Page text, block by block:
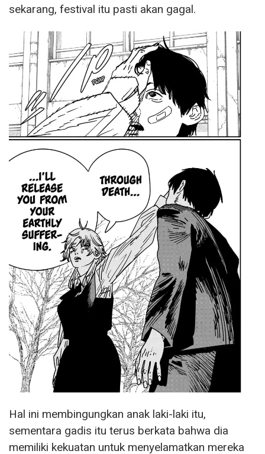
sekarang, festival itu pasti akan gagal.
Hal ini membingungkan anak laki-laki itu,
sementara gadis itu terus berkata bahwa dia
memiliki kekuatan untuk menyelamatkan mereka